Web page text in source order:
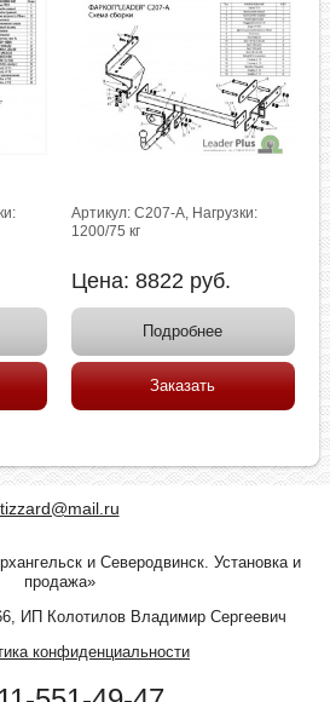
Артикул: C207-A, Нагрузки:
1200/75 кг
Цена: 8822 руб.
Подробнее
Заказать
tizzard@mail.ru
и Северодвинск. Установка и
продажа»
ИП Колотилов Владимир Сергеевич
конфиденциальности